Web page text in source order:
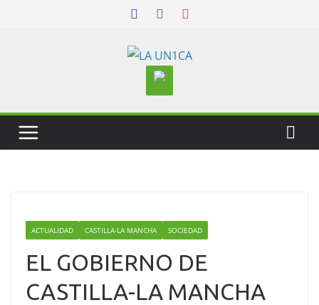
ACTUALIDAD CASTILLA-LA MANCHA SOCIEDAD
EL GOBIERNO DE
CASTILLA-LA MANCHA